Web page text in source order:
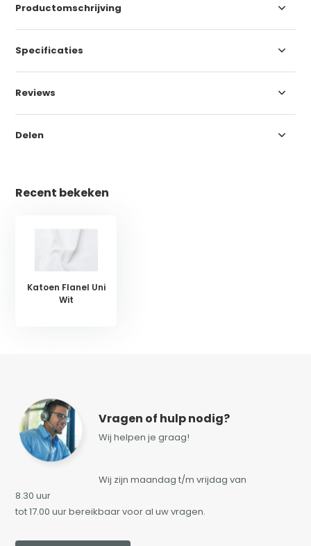
Productomschrijving
Specificaties
Reviews
Delen
Recent bekeken
Katoen Flanel Uni
Wit
Vragen of hulp nodig?
Wij helpen je graag!
Wij zijn maandag t/m vrijdag van
8.30 uur
tot 17.00 uur bereikbaar voor al uw vragen.